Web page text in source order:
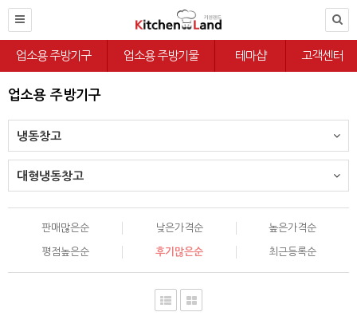
업소용 주방기구 업소용 주방기물 테마샵 고객센터
업소용 주방기구
냉동창고
대형냉동창고
판매많은순 낮은가격순 높은가격순
평점높은순 후기많은순 최근등록순